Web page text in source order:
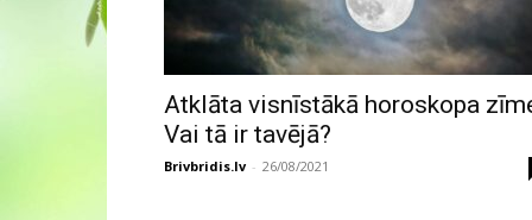
Atklāta visnīstākā horoskopa
Vai tā ir tavējā?
Brivbridis.lv - 26/08/2021